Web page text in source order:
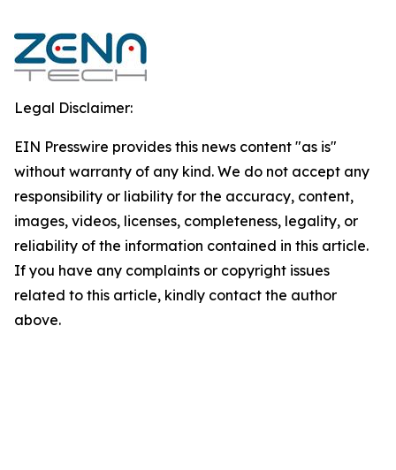
Legal Disclaimer:
EIN Presswire provides this news content "as is"
without warranty of any kind. We do not accept any
responsibility or liability for the accuracy, content,
images, videos, licenses, completeness, legality, or
reliability of the information contained in this article.
If you have any complaints or copyright issues
related to this article, kindly contact the author
above.